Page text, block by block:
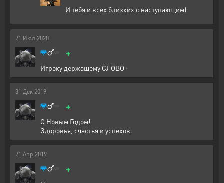
И тебя и всех близких с наступающим)
21 Июл 2020
+
Игроку держащему СЛОВО+
31 Дек 2019
+
С Новым Годом!
Здоровья, счастья и успехов.
21 Апр 2019
+